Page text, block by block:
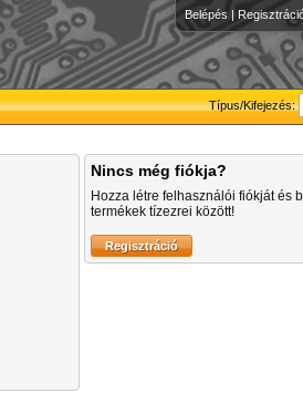
Belépés |
Típus/Kifejezés:
Nincs még fiókja?
Hozza létre felhasználói fiókját és
termékek tízezrei között!